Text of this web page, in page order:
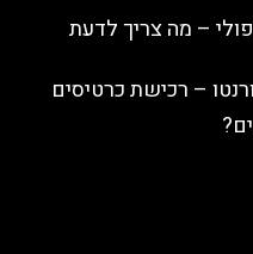
– מה צריך לדעת
– רכישת כרטיסים